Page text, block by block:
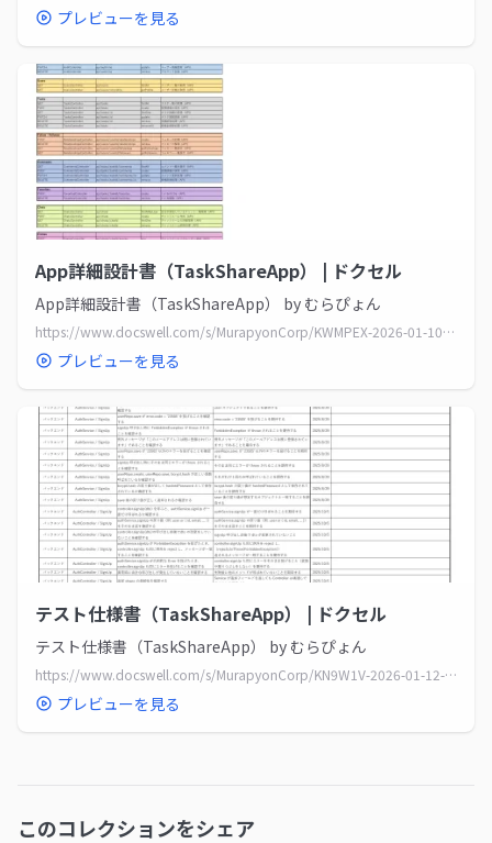
プレビューを見る
App詳細設計書（TaskShareApp） | ドクセル
App詳細設計書（TaskShareApp） by むらぴょん
https://www.docswell.com/s/MurapyonCorp/KWMPEX-2026-01-10-010203
プレビューを見る
テスト仕様書（TaskShareApp） | ドクセル
テスト仕様書（TaskShareApp） by むらぴょん
https://www.docswell.com/s/MurapyonCorp/KN9W1V-2026-01-12-214402
プレビューを見る
このコレクションをシェア